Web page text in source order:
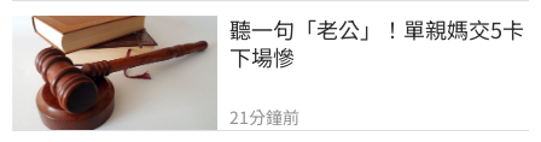
聽一句「老公」！單親媽交5卡
下場慘
21分鐘前